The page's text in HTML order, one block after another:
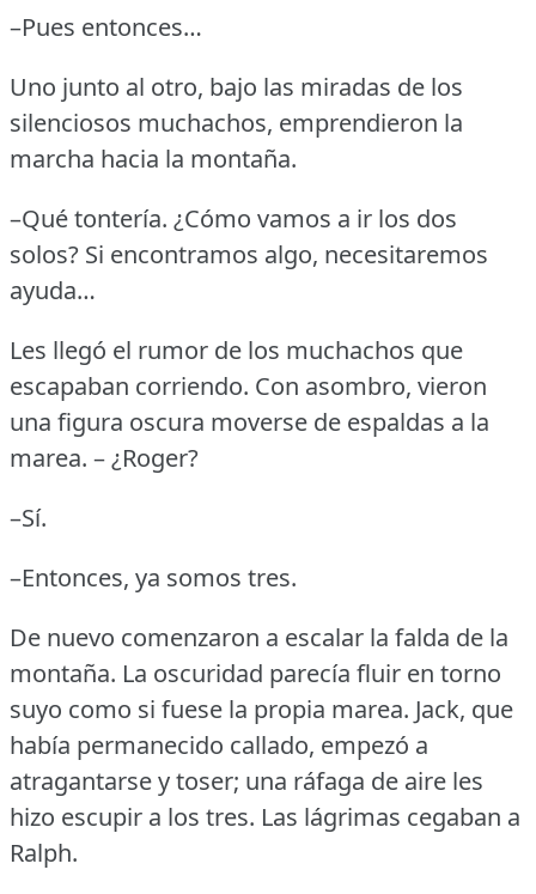
–Pues entonces…
Uno junto al otro, bajo las miradas de los
silenciosos muchachos, emprendieron la
marcha hacia la montaña.
–Qué tontería. ¿Cómo vamos a ir los dos
solos? Si encontramos algo, necesitaremos
ayuda…
Les llegó el rumor de los muchachos que
escapaban corriendo. Con asombro, vieron
una figura oscura moverse de espaldas a la
marea. – ¿Roger?
–Sí.
–Entonces, ya somos tres.
De nuevo comenzaron a escalar la falda de la
montaña. La oscuridad parecía fluir en torno
suyo como si fuese la propia marea. Jack, que
había permanecido callado, empezó a
atragantarse y toser; una ráfaga de aire les
hizo escupir a los tres. Las lágrimas cegaban a
Ralph.